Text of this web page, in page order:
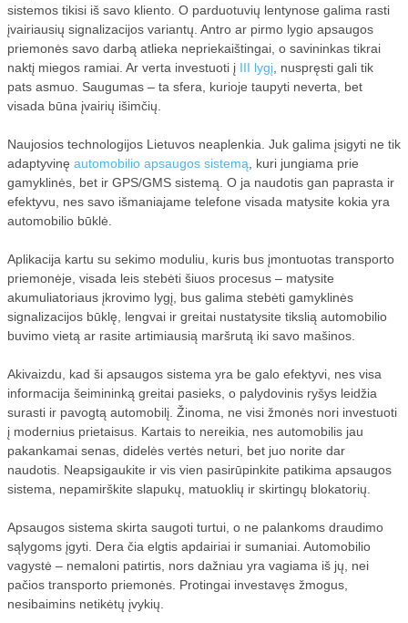
sistemos tikisi iš savo kliento. O parduotuvių lentynose galima rasti
įvairiausių signalizacijos variantų. Antro ar pirmo lygio apsaugos
priemonės savo darbą atlieka nepriekaištingai, o savininkas tikrai
naktį miegos ramiai. Ar verta investuoti į III lygį , nuspręsti gali tik
pats asmuo. Saugumas – ta sfera, kurioje taupyti neverta, bet
visada būna įvairių išimčių.
Naujosios technologijos Lietuvos neaplenkia. Juk galima įsigyti ne tik
adaptyvinę automobilio apsaugos sistemą , kuri jungiama prie
gamyklinės, bet ir GPS/GMS sistemą. O ja naudotis gan paprasta ir
efektyvu, nes savo išmaniajame telefone visada matysite kokia yra
automobilio būklė.
Aplikacija kartu su sekimo moduliu, kuris bus įmontuotas transporto
priemonėje, visada leis stebėti šiuos procesus – matysite
akumuliatoriaus įkrovimo lygį, bus galima stebėti gamyklinės
signalizacijos būklę, lengvai ir greitai nustatysite tikslią automobilio
buvimo vietą ar rasite artimiausią maršrutą iki savo mašinos.
Akivaizdu, kad ši apsaugos sistema yra be galo efektyvi, nes visa
informacija šeimininką greitai pasieks, o palydovinis ryšys leidžia
surasti ir pavogtą automobilį. Žinoma, ne visi žmonės nori investuoti
į modernius prietaisus. Kartais to nereikia, nes automobilis jau
pakankamai senas, didelės vertės neturi, bet juo norite dar
naudotis. Neapsigaukite ir vis vien pasirūpinkite patikima apsaugos
sistema, nepamirškite slapukų, matuoklių ir skirtingų blokatorių.
Apsaugos sistema skirta saugoti turtui, o ne palankoms draudimo
sąlygoms įgyti. Dera čia elgtis apdairiai ir sumaniai. Automobilio
vagystė – nemaloni patirtis, nors dažniau yra vagiama iš jų, nei
pačios transporto priemonės. Protingai investavęs žmogus,
nesibaimins netikėtų įvykių.